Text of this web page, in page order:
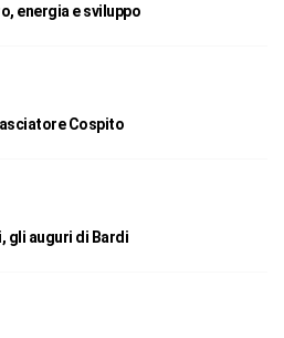
energia e sviluppo
Cospito
gli auguri di Bardi